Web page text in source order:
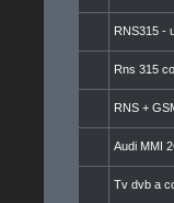
RNS315 -
Rns 315
RNS +
Audi MMI
Tv dvb a